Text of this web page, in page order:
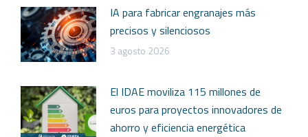
IA para fabricar engranajes más
precisos y silenciosos
3 agosto 2026
El IDAE moviliza 115 millones de
euros para proyectos innovadores de
ahorro y eficiencia energética